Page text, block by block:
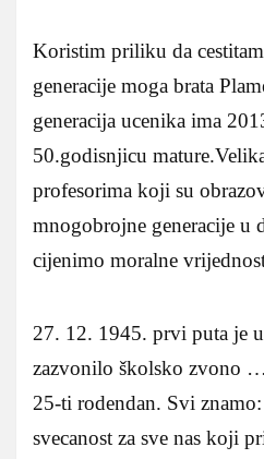
Koristim priliku da
generacije moga brata
generacija ucenika ima
50.godisnjicu
profesorima koji su
mnogobrojne generacije u
cijenimo moralne
27. 12. 1945. prvi puta je
zazvonilo školsko zvono
25-ti rodendan. Svi
svecanost za sve nas koji